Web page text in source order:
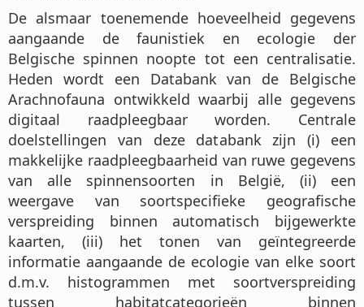
De alsmaar toenemende hoeveelheid gegevens
aangaande de faunistiek en ecologie der
Belgische spinnen noopte tot een centralisatie.
Heden wordt een Databank van de Belgische
Arachnofauna ontwikkeld waarbij alle gegevens
digitaal raadpleegbaar worden. Centrale
doelstellingen van deze databank zijn (i) een
makkelijke raadpleegbaarheid van ruwe gegevens
van alle spinnensoorten in België, (ii) een
weergave van soortspecifieke geografische
verspreiding binnen automatisch bijgewerkte
kaarten, (iii) het tonen van geïntegreerde
informatie aangaande de ecologie van elke soort
d.m.v. histogrammen met soortverspreiding
tussen habitatcategorieën binnen